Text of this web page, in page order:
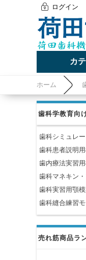
ログイン
カ
ホーム
歯科学教育向
歯科シミュレ
歯科患者説明
歯内療法実習
歯科マネキン
歯科実習用顎
歯科縫合練習
売れ筋商品ラ